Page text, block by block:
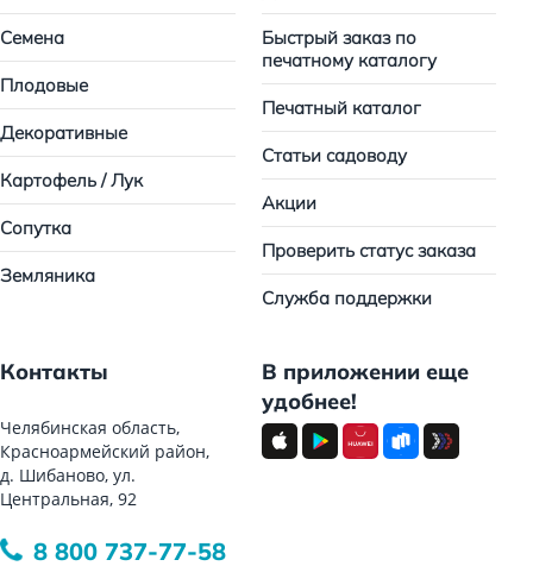
Семена
Плодовые
Декоративные
Картофель / Лук
Сопутка
Земляника
Быстрый заказ по
печатному каталогу
Печатный каталог
Статьи садоводу
Акции
Проверить статус заказа
Служба поддержки
Контакты
Челябинская область,
Красноармейский район,
д. Шибаново, ул.
Центральная, 92
8 800 737-77-58
В приложении еще
удобнее!